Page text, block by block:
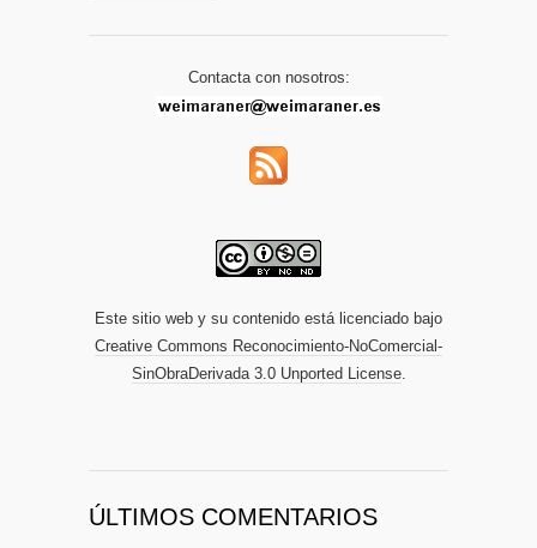
Contacta con nosotros:
Este sitio web y su contenido está licenciado bajo
Creative Commons Reconocimiento-NoComercial-
SinObraDerivada 3.0 Unported License.
ÚLTIMOS COMENTARIOS